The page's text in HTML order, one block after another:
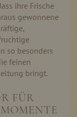
ihre Frische
gewonnene
so besonders
feinen
bringt.
FÜR